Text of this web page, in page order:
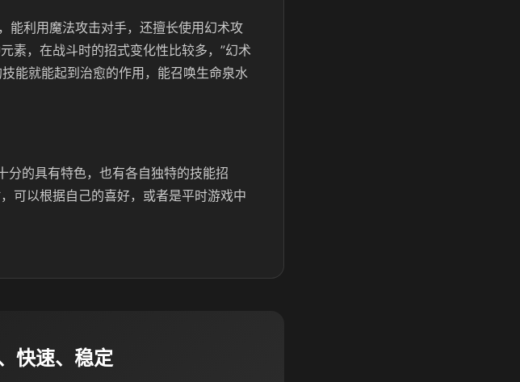
能利用魔法攻击对手，还擅长使用幻术攻
素，在战斗时的招式变化性比较多，”幻术
能就能起到治愈的作用，能召唤生命泉水
分的具有特色，也有各自独特的技能招
可以根据自己的喜好，或者是平时游戏中
快速、稳定